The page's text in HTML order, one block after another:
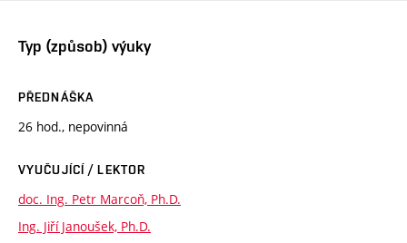
Typ (způsob) výuky
PŘEDNÁŠKA
26 hod., nepovinná
VYUČUJÍCÍ / LEKTOR
doc. Ing. Petr Marcoň, Ph.D.
Ing. Jiří Janoušek, Ph.D.